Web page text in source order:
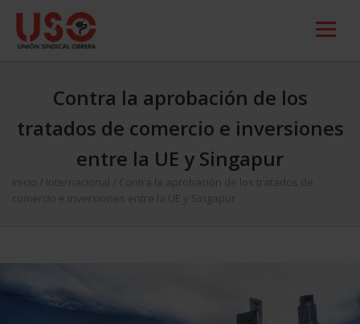
Contra la aprobación de los
tratados de comercio e inversiones
entre la UE y Singapur
Inicio Internacional
Contra la aprobación de los tratados de
comercio e inversiones entre la UE y Singapur